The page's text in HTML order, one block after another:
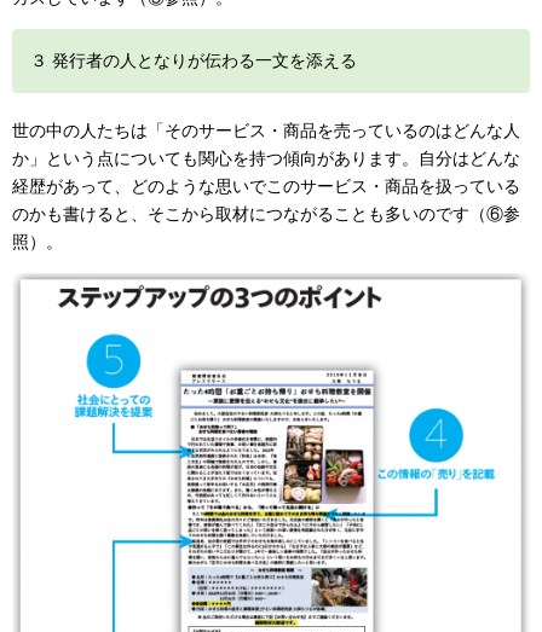
３ 発行者の人となりが伝わる一文を添える
世の中の人たちは「そのサービス・商品を売っているのはどんな人
か」という点についても関心を持つ傾向があります。自分はどんな
経歴があって、どのような思いでこのサービス・商品を扱っている
のかも書けると、そこから取材につながることも多いのです（⑥参
照）。